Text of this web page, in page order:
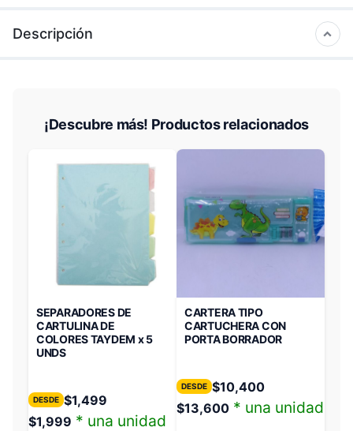
Descripción
¡Descubre más! Productos relacionados
SEPARADORES DE
CARTULINA DE
COLORES TAYDEM x 5
UNDS
DESDE $1,499
$1,999 * una unidad
CARTERA TIPO
CARTUCHERA CON
PORTA BORRADOR
DESDE $10,400
$13,600 * una unidad